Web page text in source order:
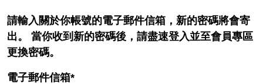
請輸入關於你帳號的電子郵件信箱，新的密碼將會寄
出。 當你收到新的密碼後，請盡速登入並至會員專區
更換密碼。
電子郵件信箱*